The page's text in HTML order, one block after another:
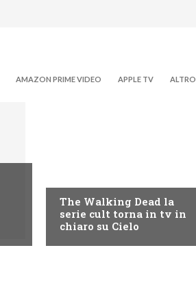
AMAZON PRIME VIDEO APPLE TV ALTRO
The Walking Dead la
serie cult torna in tv in
chiaro su Cielo